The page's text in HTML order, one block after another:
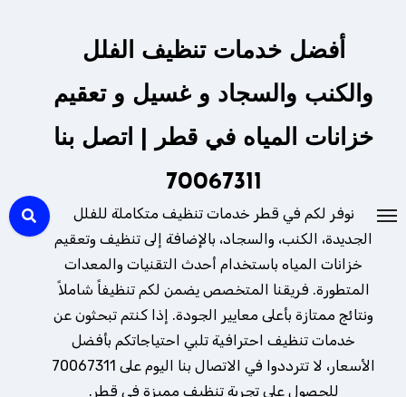
أفضل خدمات تنظيف الفلل
والكنب والسجاد و غسيل و تعقيم
خزانات المياه في قطر | اتصل بنا
70067311
نوفر لكم في قطر خدمات تنظيف متكاملة للفلل
الجديدة، الكنب، والسجاد، بالإضافة إلى تنظيف وتعقيم
خزانات المياه باستخدام أحدث التقنيات والمعدات
المتطورة. فريقنا المتخصص يضمن لكم تنظيفاً شاملاً
ونتائج ممتازة بأعلى معايير الجودة. إذا كنتم تبحثون عن
خدمات تنظيف احترافية تلبي احتياجاتكم بأفضل
الأسعار، لا تترددوا في الاتصال بنا اليوم على 70067311
للحصول على تجربة تنظيف مميزة في قطر.